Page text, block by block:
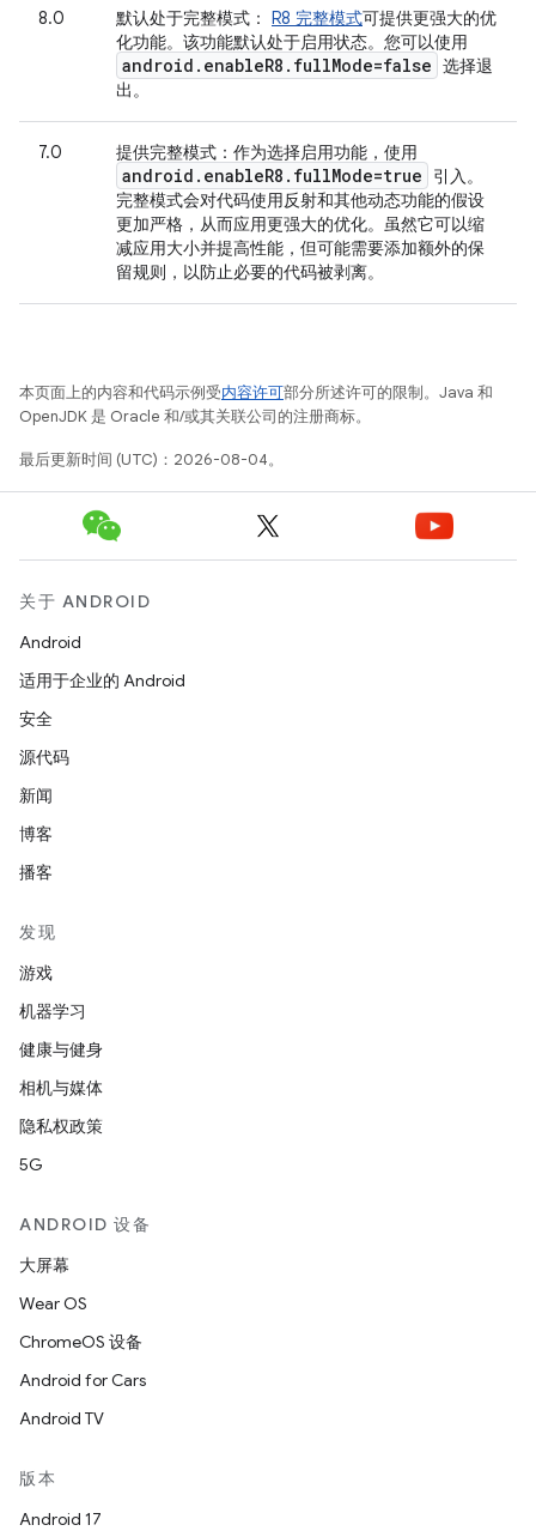
8.0 默认处于完整模式 ： R8 完整模式可提供更强大的优
化功能。该功能默认处于启用状态。您可以使用
android . enableR8 . fullMode=false 选择退
出。
7.0 提供完整模式 ：作为选择启用功能，使用
android . enableR8 . fullMode=true
引入。
完整模式会对代码使用反射和其他动态功能的假设
更加严格，从而应用更强大的优化。虽然它可以缩
减应用大小并提高性能，但可能需要添加额外的保
留规则，以防止必要的代码被剥离。
本页面上的内容和代码示例受内容许可部分所述许可的限制。Java 和
OpenJDK 是 Oracle 和/或其关联公司的注册商标。
最后更新时间 (UTC)：2026-08-04。
关于 ANDROID
Android
适用于企业的 Android
安全
源代码
新闻
博客
播客
发现
游戏
机器学习
健康与健身
相机与媒体
隐私权政策
5G
ANDROID 设备
大屏幕
Wear OS
ChromeOS 设备
Android for Cars
Android TV
版本
Android 17